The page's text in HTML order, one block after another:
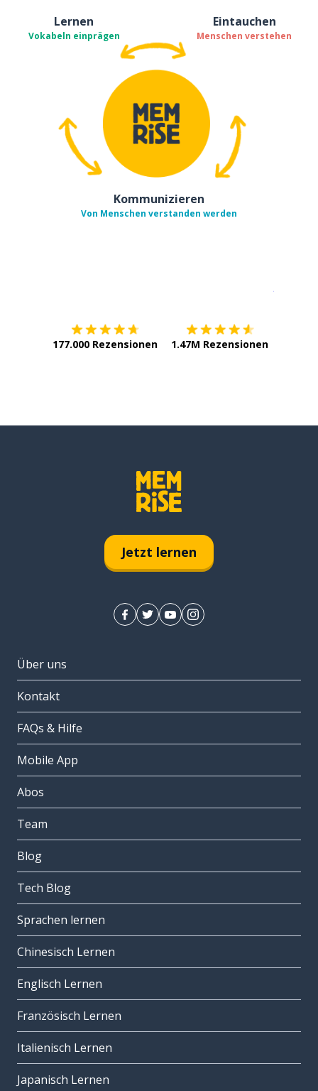
Lernen
Vokabeln einprägen
Eintauchen
Menschen verstehen
Kommunizieren
Von Menschen verstanden werden
177.000 Rezensionen 1.47M Rezensionen
Jetzt lernen
Über uns
Kontakt
FAQs & Hilfe
Mobile App
Abos
Team
Blog
Tech Blog
Sprachen lernen
Chinesisch Lernen
Englisch Lernen
Französisch Lernen
Italienisch Lernen
Japanisch Lernen